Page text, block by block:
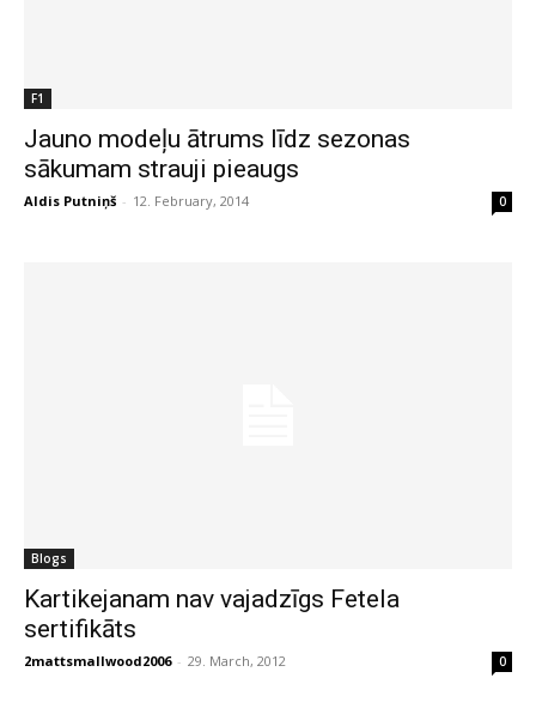
F1
Jauno modeļu ātrums līdz sezonas
sākumam strauji pieaugs
Aldis Putniņš - 12. February, 2014 0
Blogs
Kartikejanam nav vajadzīgs Fetela
sertifikāts
2mattsmallwood2006 - 29. March, 2012 0